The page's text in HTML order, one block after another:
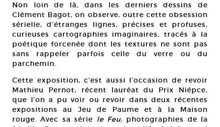
Non loin de là, dans les derniers dessins de
Clément Bagot, on observe, outre cette obsession
sérielle, d’étranges lignes, précises et profuses,
curieuses cartographies imaginaires, tracés à la
poétique forcenée dont les textures ne sont pas
sans rappeler parfois celle du verre ou du
parchemin.
Cette exposition, c’est aussi l’occasion de revoir
Mathieu Pernot, récent lauréat du Prix Niépce,
que l’on a pu voir ou revoir dans deux récentes
expositions au Jeu de Paume et à la Maison
rouge. Avec sa série le Feu, photographies de la